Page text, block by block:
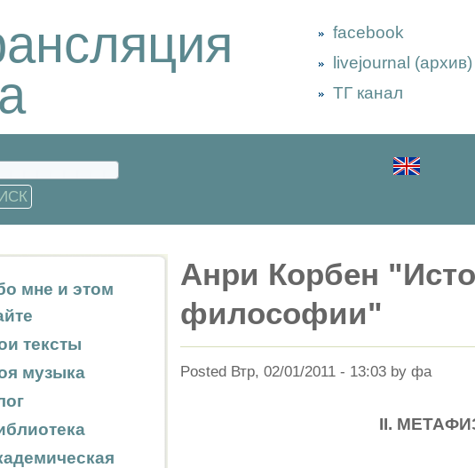
facebook
livejournal (архив)
ТГ канал
мне и этом
тексты
музыка
Анри Корбен
философии"
Posted Втр, 02/01/2011 - 13:03 by фа
II.